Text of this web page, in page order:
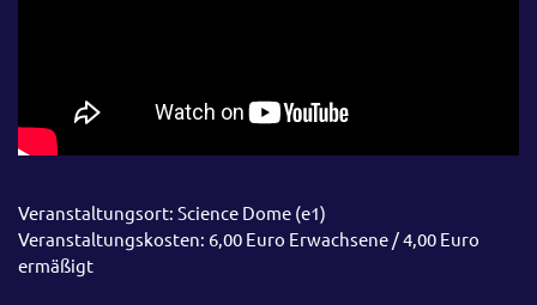
Veranstaltungsort: Science Dome (e1)
Veranstaltungskosten: 6,00 Euro Erwachsene / 4,00 Euro
ermäßigt